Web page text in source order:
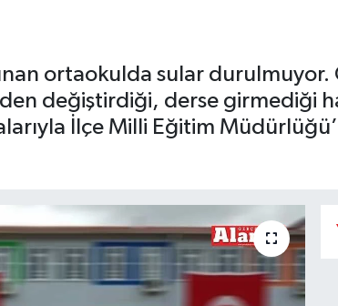
ortaokulda sular
değiştirdiği, derse girmediği
İlçe Milli Eğitim